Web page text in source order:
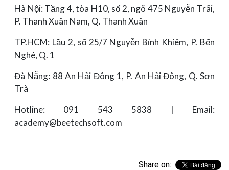
Hà Nội: Tầng 4, tòa H10, số 2, ngõ 475 Nguyễn Trãi,
P. Thanh Xuân Nam, Q. Thanh Xuân
TP.HCM: Lầu 2, số 25/7 Nguyễn Bỉnh Khiêm, P. Bến
Nghé, Q. 1
Đà Nẵng: 88 An Hải Đông 1, P. An Hải Đông, Q. Sơn
Trà
Hotline: 091 543 5838 | Email:
academy@beetechsoft.com
Share on: